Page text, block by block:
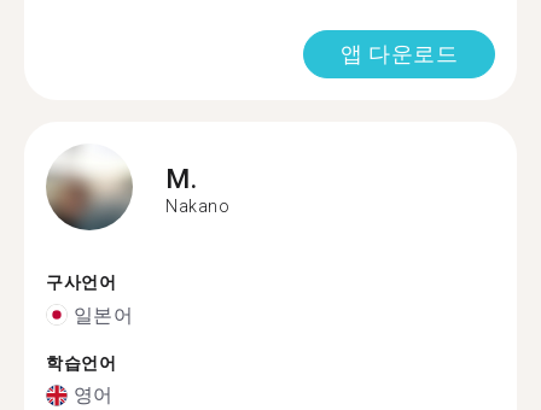
앱 다운로드
M.
Nakano
구사언어
일본어
학습언어
영어